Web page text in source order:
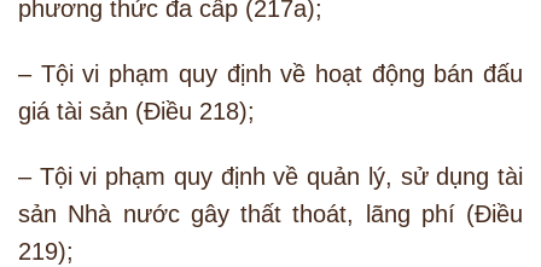
phương thức đa cấp (217a);
– Tội vi phạm quy định về hoạt động bán đấu
giá tài sản (Điều 218);
– Tội vi phạm quy định về quản lý, sử dụng tài
sản Nhà nước gây thất thoát, lãng phí (Điều
219);